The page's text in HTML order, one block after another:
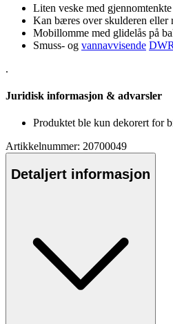
Liten veske med
Kan bæres over skulderen eller
Mobillomme med glidelås på
Smuss- og vannavvisende DWR
.
Juridisk informasjon & advarsler
Produktet ble kun dekorert for
Artikkelnummer: 20700049
Detaljert informasjon